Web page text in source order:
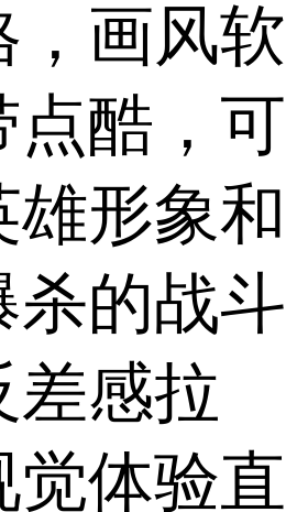
，画风软
点酷，可
雄形象和
杀的战斗
差感拉
觉体验直